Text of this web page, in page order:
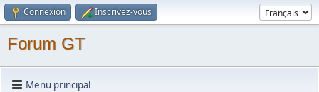
Connexion Inscrivez-vous
Forum GT
Menu principal